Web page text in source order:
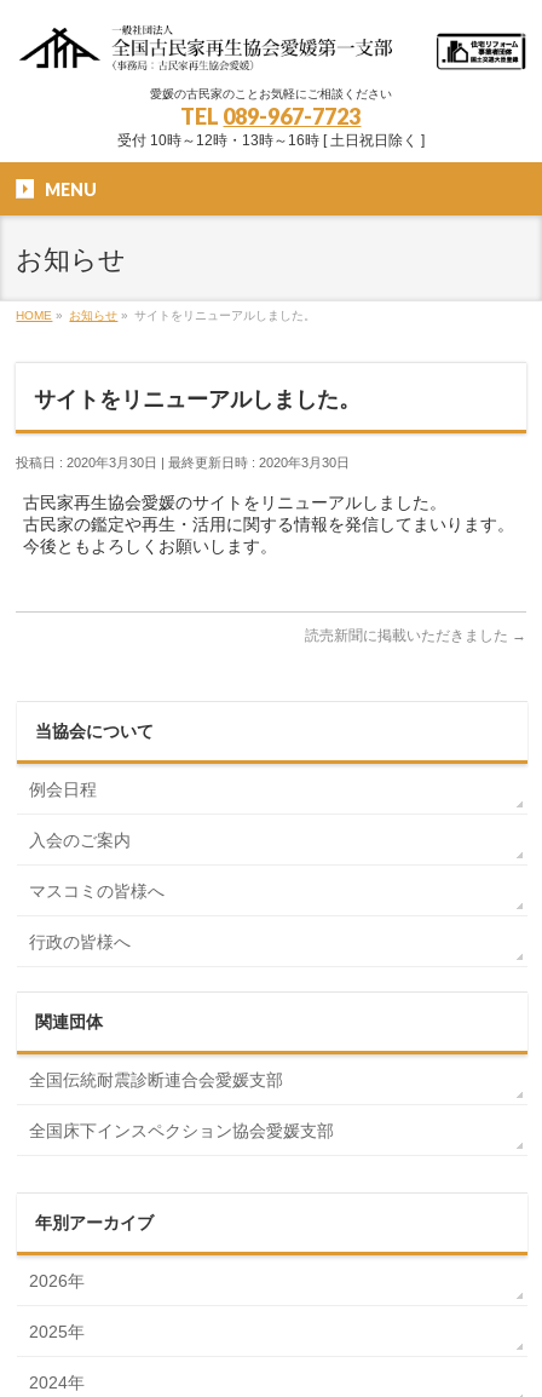
愛媛の古民家のことお気軽にご相談ください
TEL 089-967-7723
受付 10時～12時・13時～16時 [ 土日祝日除く ]
MENU
お知らせ
HOME » お知らせ » サイトをリニューアルしました。
サイトをリニューアルしました。
投稿日 : 2020年3月30日 最終更新日時 : 2020年3月30日
古民家再生協会愛媛のサイトをリニューアルしました。
古民家の鑑定や再生・活用に関する情報を発信してまいります。
今後ともよろしくお願いします。
読売新聞に掲載いただきました →
当協会について
例会日程
入会のご案内
マスコミの皆様へ
行政の皆様へ
関連団体
全国伝統耐震診断連合会愛媛支部
全国床下インスペクション協会愛媛支部
年別アーカイブ
2026年
2025年
2024年